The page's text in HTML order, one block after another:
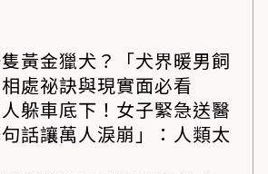
黃金獵犬？「犬界暖男飼
處祕訣與現實面必看
躲車底下！女子緊急送醫
句話讓萬人淚崩」：人類太